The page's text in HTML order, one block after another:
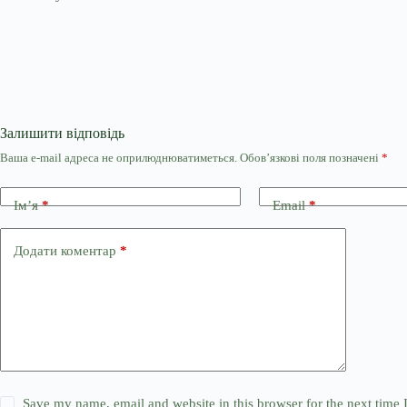
Залишити відповідь
Ваша e-mail адреса не оприлюднюватиметься. Обов’язкові поля позначені *
Ім’я* Email*
Додати коментар *
Save my name, email and website in this browser for the next time